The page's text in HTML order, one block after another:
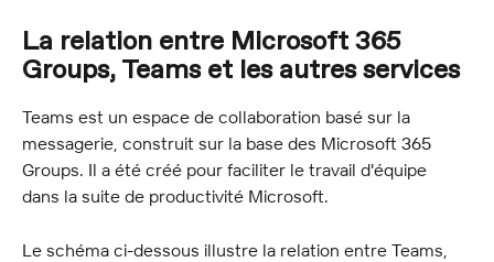
La relation entre Microsoft 365
Groups, Teams et les autres services
Teams est un espace de collaboration basé sur la
messagerie, construit sur la base des Microsoft 365
Groups. Il a été créé pour faciliter le travail d'équipe
dans la suite de productivité Microsoft.
Le schéma ci-dessous illustre la relation entre Teams,